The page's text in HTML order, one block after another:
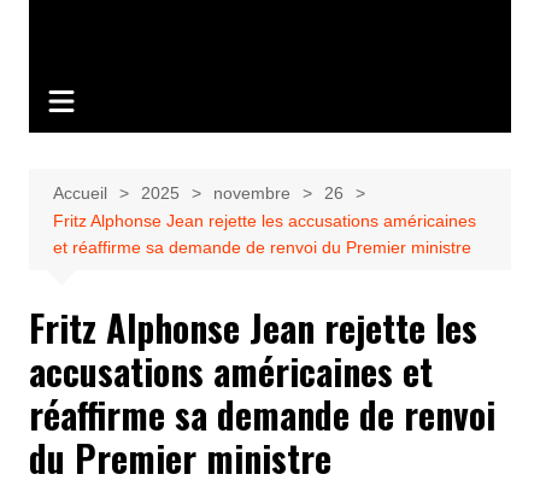
Accueil 2025 novembre
26
Fritz Alphonse Jean rejette les accusations américaines
et réaffirme sa demande de renvoi du Premier ministre
Fritz Alphonse Jean rejette les
accusations américaines et
réaffirme sa demande de renvoi
du Premier ministre